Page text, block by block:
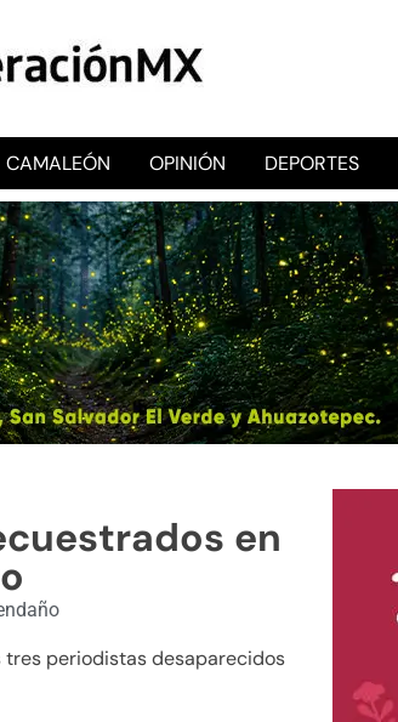
e independiente
CAMALEÓN OPINIÓN DEPORTES
en
tres periodistas desaparecidos